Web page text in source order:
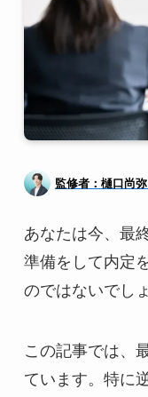
監修者：樋口尚
あなたは今、最
準備をして内定
のではないでし
この記事では、
ています。特に